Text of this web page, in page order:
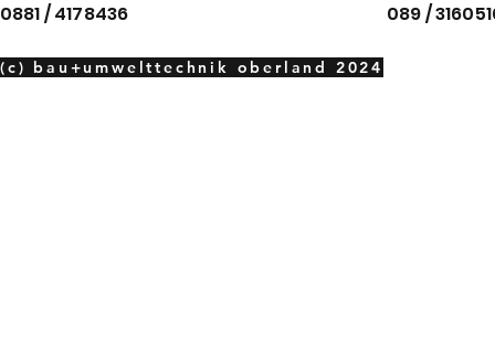
0881 / 4178436
089 /
(c) bau+umwelttechnik oberland 2024